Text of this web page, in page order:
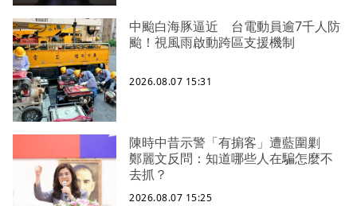
中颱白海豚逼近 台電動員逾7千人防
颱！視風雨啟動跨區支援機制
2026.08.07 15:31
陳時中昔示警「有掮客」遭藍圍剿
鄭麗文反問：知道哪些人在騙怎麼不
去抓？
2026.08.07 15:25